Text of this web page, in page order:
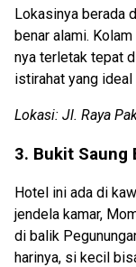
Lokasinya berada
benar alami.
nya terletak tepat
istirahat yang ideal
Lokasi: Jl. Raya
3. Bukit Saung
Hotel ini ada di
jendela kamar,
di balik
harinya, si kecil